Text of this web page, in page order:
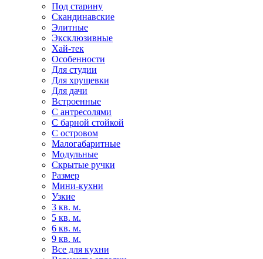
Под старину
Скандинавские
Элитные
Эксклюзивные
Хай-тек
Особенности
Для студии
Для хрущевки
Для дачи
Встроенные
С антресолями
С барной стойкой
С островом
Малогабаритные
Модульные
Скрытые ручки
Размер
Мини-кухни
Узкие
3 кв. м.
5 кв. м.
6 кв. м.
9 кв. м.
Все для кухни